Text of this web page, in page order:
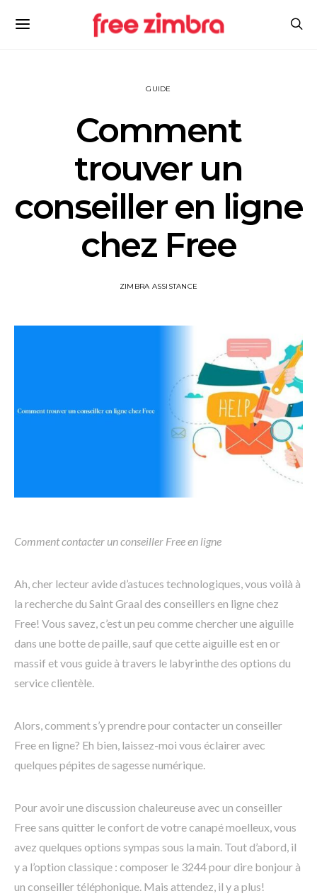
GUIDE
Comment
trouver un
conseiller en ligne
chez Free
ZIMBRA ASSISTANCE
Comment contacter un conseiller Free en ligne
Ah, cher lecteur avide d’astuces technologiques, vous voilà à
la recherche du Saint Graal des conseillers en ligne chez
Free! Vous savez, c’est un peu comme chercher une aiguille
dans une botte de paille, sauf que cette aiguille est en or
massif et vous guide à travers le labyrinthe des options du
service clientèle.
Alors, comment s’y prendre pour contacter un conseiller
Free en ligne? Eh bien, laissez-moi vous éclairer avec
quelques pépites de sagesse numérique.
Pour avoir une discussion chaleureuse avec un conseiller
Free sans quitter le confort de votre canapé moelleux, vous
avez quelques options sympas sous la main. Tout d’abord, il
y a l’option classique : composer le 3244 pour dire bonjour à
un conseiller téléphonique. Mais attendez, il y a plus!